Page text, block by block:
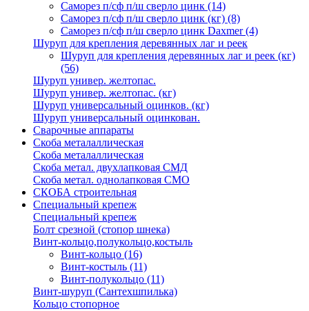
Саморез п/сф п/ш сверло цинк (14)
Саморез п/сф п/ш сверло цинк (кг) (8)
Саморез п/сф п/ш сверло цинк Daxmer(4)
Шуруп для крепления деревянных лаг и реек
Шуруп для крепления деревянных лаг и реек (кг)
(56)
Шуруп универ. желтопас.
Шуруп универ. желтопас. (кг)
Шуруп универсальный оцинков. (кг)
Шуруп универсальный оцинкован.
Сварочные аппараты
Скоба металаллическая
Скоба металаллическая
Скоба метал. двухлапковая СМД
Скоба метал. однолапковая СМО
СКОБА строительная
Специальный крепеж
Специальный крепеж
Болт срезной (стопор шнека)
Винт-кольцо,полукольцо,костыль
Винт-кольцо (16)
Винт-костыль (11)
Винт-полукольцо (11)
Винт-шуруп (Сантехшпилька)
Кольцо стопорное